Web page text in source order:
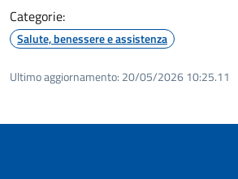
Categorie:
Salute, benessere e assistenza
Ultimo aggiornamento: 20/05/2026 10:25.11